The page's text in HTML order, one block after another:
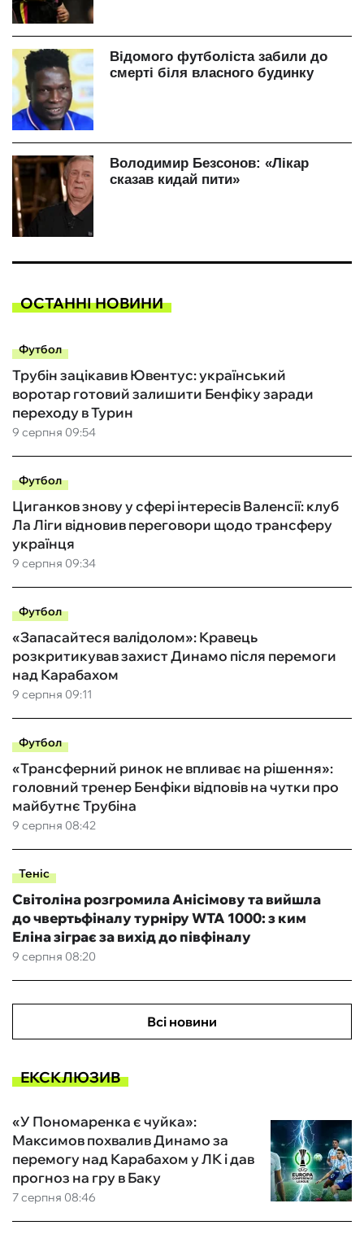
ОСТАННІ НОВИНИ
Футбол
9 серпня 09:54
Трубін зацікавив Ювентус: український
воротар готовий залишити Бенфіку заради
переходу в Турин
Футбол
9 серпня 09:34
Циганков знову у сфері інтересів Валенсії: клуб
Ла Ліги відновив переговори щодо трансферу
українця
Футбол
9 серпня 09:11
«Запасайтеся валідолом»: Кравець
розкритикував захист Динамо після перемоги
над Карабахом
Футбол
9 серпня 08:42
«Трансферний ринок не впливає на рішення»:
головний тренер Бенфіки відповів на чутки про
майбутнє Трубіна
Теніс
9 серпня 08:20
Світоліна розгромила Анісімову та вийшла
до чвертьфіналу турніру WTA 1000: з ким
Еліна зіграє за вихід до півфіналу
Всі новини
ЕКСКЛЮЗИВ
7 серпня 08:46
«У Пономаренка є чуйка»:
Максимов похвалив Динамо за
перемогу над Карабахом у ЛК і дав
прогноз на гру в Баку